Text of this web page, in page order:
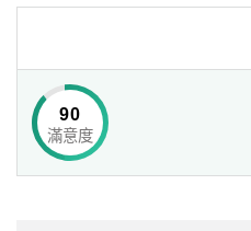
球
網
90
滿意度